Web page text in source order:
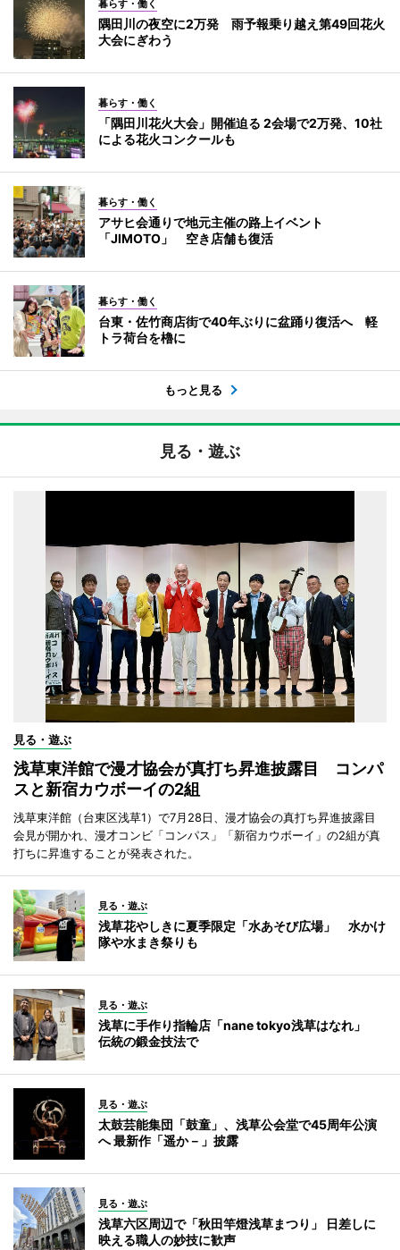
暮らす・働く
隅田川の夜空に2万発 雨予報乗り越え第49回花火
大会にぎわう
暮らす・働く
「隅田川花火大会」開催迫る 2会場で2万発、10社
による花火コンクールも
暮らす・働く
アサヒ会通りで地元主催の路上イベント
「JIMOTO」 空き店舗も復活
暮らす・働く
台東・佐竹商店街で40年ぶりに盆踊り復活へ 軽
トラ荷台を櫓に
もっと見る
見る・遊ぶ
見る・遊ぶ
浅草東洋館で漫才協会が真打ち昇進披露目 コンパ
スと新宿カウボーイの2組
浅草東洋館（台東区浅草1）で7月28日、漫才協会の真打ち昇進披露目
会見が開かれ、漫才コンビ「コンパス」「新宿カウボーイ」の2組が真
打ちに昇進することが発表された。
見る・遊ぶ
浅草花やしきに夏季限定「水あそび広場」 水かけ
隊や水まき祭りも
見る・遊ぶ
浅草に手作り指輪店「nane tokyo浅草はなれ」
伝統の鍛金技法で
見る・遊ぶ
太鼓芸能集団「鼓童」、浅草公会堂で45周年公演
へ 最新作「遥か－」披露
見る・遊ぶ
浅草六区周辺で「秋田竿燈浅草まつり」 日差しに
映える職人の妙技に歓声